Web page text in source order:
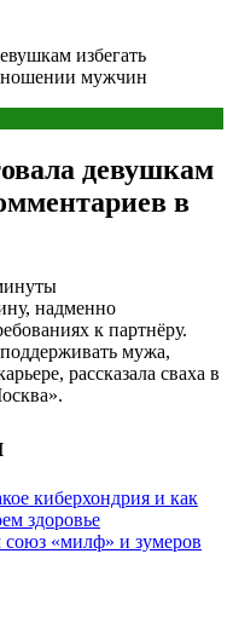
избегать
мужчин
девушкам
в
надменно
к партнёру.
мужа,
рассказала сваха в
киберхондрия и как
здоровье
союз «милф» и зумеров